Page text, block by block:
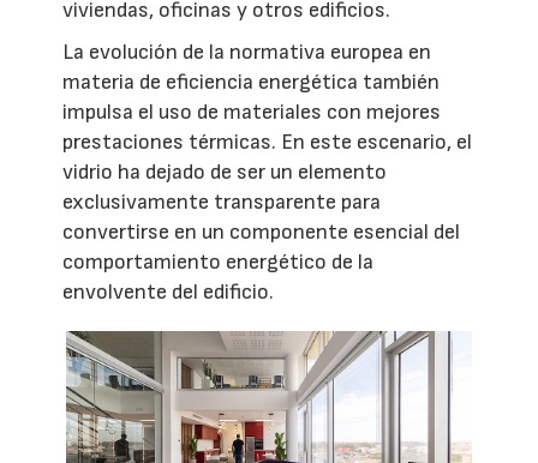
viviendas, oficinas y otros edificios.
La evolución de la normativa europea en
materia de eficiencia energética también
impulsa el uso de materiales con mejores
prestaciones térmicas. En este escenario, el
vidrio ha dejado de ser un elemento
exclusivamente transparente para
convertirse en un componente esencial del
comportamiento energético de la
envolvente del edificio.